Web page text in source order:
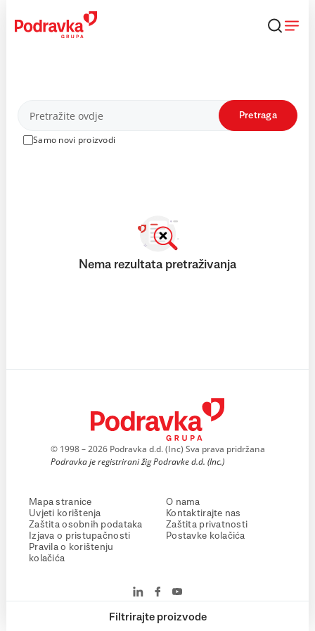
content
Proizvodi
Samo novi proizvodi
Pretraga
Filtrirajte proizvode
Nema rezultata pretraživanja
© 1998 – 2026 Podravka d.d. (Inc) Sva prava pridržana
Podravka je registrirani žig Podravke d.d. (Inc.)
Mapa stranice
Uvjeti korištenja
Zaštita osobnih podataka
Izjava o pristupačnosti
Pravila o korištenju
kolačića
O nama
Kontaktirajte nas
Zaštita privatnosti
Postavke kolačića